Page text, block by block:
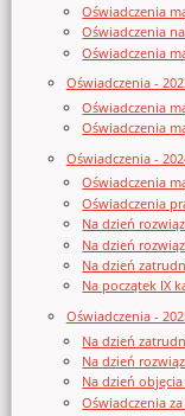
Oświadczenia
Oświadczenia
Oświadczenia
Oświadczenia -
Oświadczenia
Oświadczenia
Oświadczenia -
Oświadczenia
Oświadczenia
Na dzień
Na dzień
Na dzień
Na początek IX
Oświadczenia -
Na dzień
Na dzień
Na dzień
Oświadczenia